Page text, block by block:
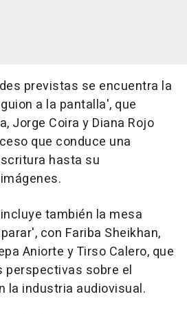
previstas se encuentra la
a la pantalla', que
Jorge Coira y Diana Rojo
que conduce una
hasta su
también la mesa
con Fariba Sheikhan,
Aniorte y Tirso Calero, que
sobre el
la industria audiovisual.